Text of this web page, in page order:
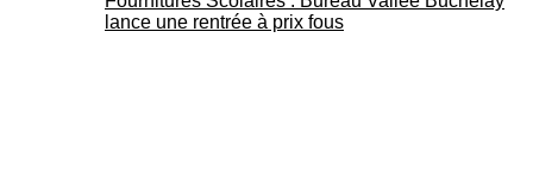
lance une rentrée à prix fous